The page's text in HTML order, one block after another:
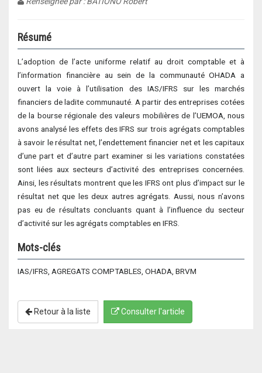
Résumé
L’adoption de l’acte uniforme relatif au droit comptable et à
l’information financière au sein de la communauté OHADA a
ouvert la voie à l’utilisation des IAS/IFRS sur les marchés
financiers de ladite communauté. A partir des entreprises cotées
de la bourse régionale des valeurs mobilières de l’UEMOA, nous
avons analysé les effets des IFRS sur trois agrégats comptables
à savoir le résultat net, l’endettement financier net et les capitaux
d’une part et d’autre part examiner si les variations constatées
sont liées aux secteurs d’activité des entreprises concernées.
Ainsi, les résultats montrent que les IFRS ont plus d’impact sur le
résultat net que les deux autres agrégats. Aussi, nous n’avons
pas eu de résultats concluants quant à l’influence du secteur
d’activité sur les agrégats comptables en IFRS.
Mots-clés
IAS/IFRS, AGREGATS COMPTABLES, OHADA, BRVM
Retour à la liste Consulter l'article